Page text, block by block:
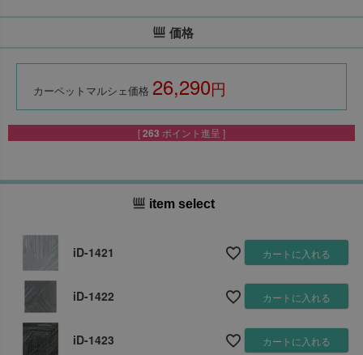
価格
カーペットマルシェ価格 26,290
[263 ポイント進呈 ]
item select
iD-1421 カートに入れる
iD-1422 カートに入れる
iD-1423 カートに入れる